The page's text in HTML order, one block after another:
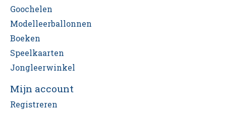
Goochelen
Modelleerballonnen
Boeken
Speelkaarten
Jongleerwinkel
Mijn account
Registreren